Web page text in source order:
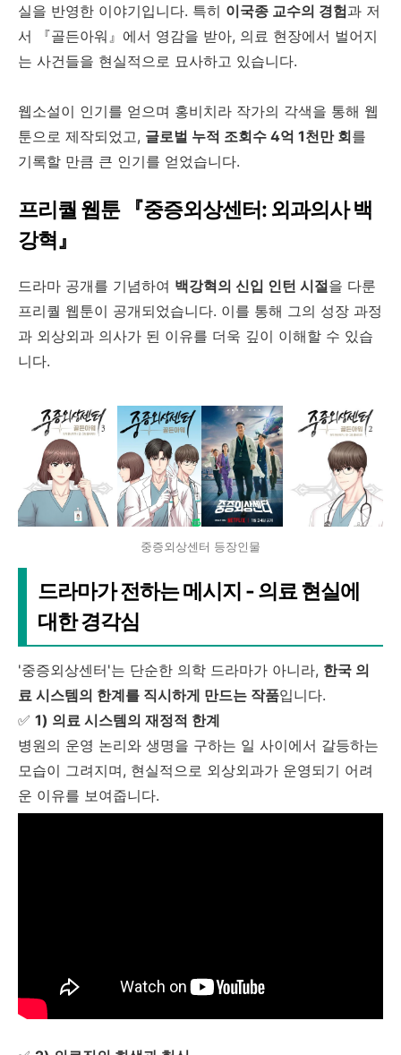
실을 반영한 이야기입니다. 특히 이국종 교수의 경험과 저
서 『골든아워』에서 영감을 받아, 의료 현장에서 벌어지
는 사건들을 현실적으로 묘사하고 있습니다.
웹소설이 인기를 얻으며 홍비치라 작가의 각색을 통해 웹
툰으로 제작되었고, 글로벌 누적 조회수 4억 1천만 회를
기록할 만큼 큰 인기를 얻었습니다.
프리퀄 웹툰 『중증외상센터: 외과의사 백
강혁』
드라마 공개를 기념하여 백강혁의 신입 인턴 시절을 다룬
프리퀄 웹툰이 공개되었습니다. 이를 통해 그의 성장 과정
과 외상외과 의사가 된 이유를 더욱 깊이 이해할 수 있습
니다.
중증외상센터 등장인물
드라마가 전하는 메시지 - 의료 현실에
대한 경각심
'중증외상센터'는 단순한 의학 드라마가 아니라, 한국 의
료 시스템의 한계를 직시하게 만드는 작품입니다.
✅ 1) 의료 시스템의 재정적 한계
병원의 운영 논리와 생명을 구하는 일 사이에서 갈등하는
모습이 그려지며, 현실적으로 외상외과가 운영되기 어려
운 이유를 보여줍니다.